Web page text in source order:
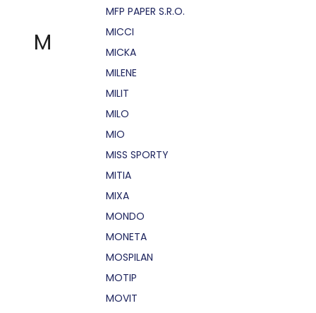
M
MFP PAPER S.R.O.
MICCI
MICKA
MILENE
MILIT
MILO
MIO
MISS SPORTY
MITIA
MIXA
MONDO
MONETA
MOSPILAN
MOTIP
MOVIT